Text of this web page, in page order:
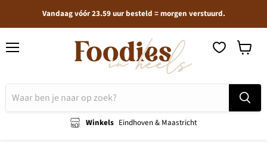
Vandaag vóór 23.59 uur besteld = morgen verstuurd.
Winkels Eindhoven & Maastricht